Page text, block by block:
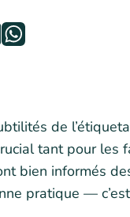
de
tant pour les
bien informés
pratique —